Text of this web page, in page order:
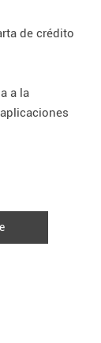
de crédito
a la